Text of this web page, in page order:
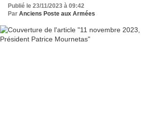
Publié le 23/11/2023 à 09:42
Par Anciens Poste aux Armées